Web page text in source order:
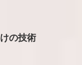
の技術